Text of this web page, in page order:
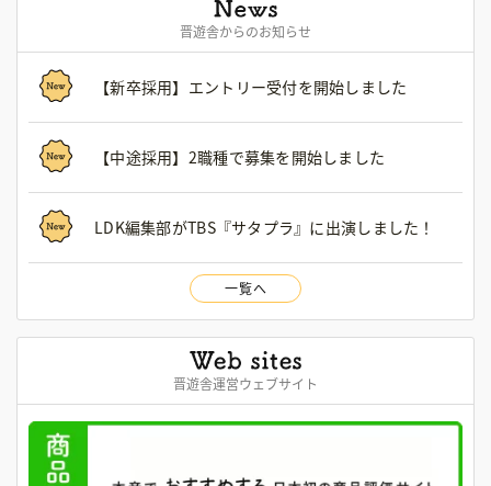
晋遊舎からのお知らせ
【新卒採用】エントリー受付を開始しました
【中途採用】2職種で募集を開始しました
LDK編集部がTBS『サタプラ』に出演しました！
一覧へ
晋遊舎運営ウェブサイト